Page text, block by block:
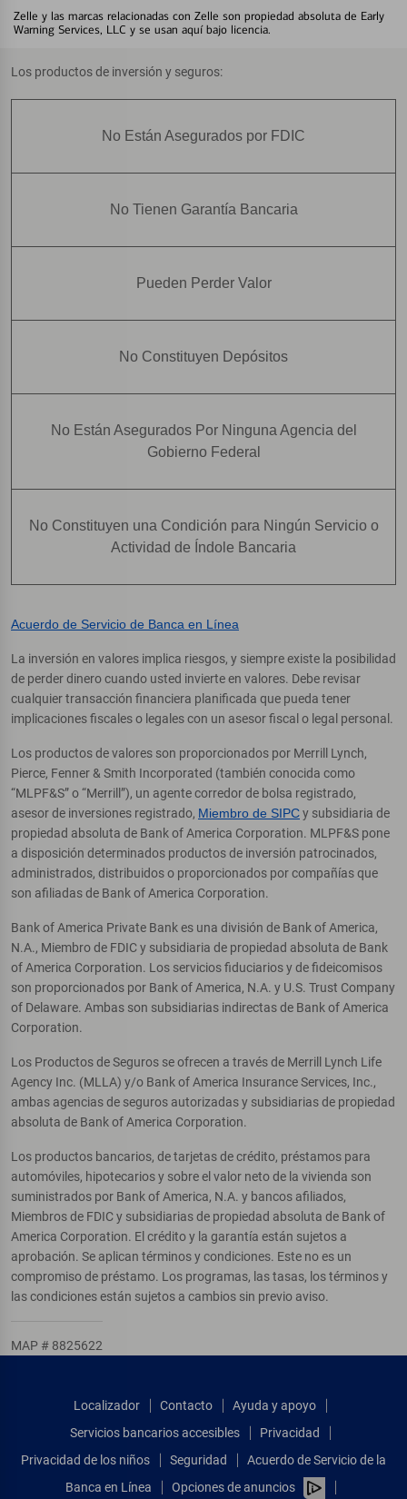
Zelle y las marcas relacionadas con Zelle son propiedad absoluta de Early
Warning Services, LLC y se usan aquí bajo licencia.
Los productos de inversión y seguros:
No Están Asegurados por FDIC
No Tienen Garantía Bancaria
Pueden Perder Valor
No Constituyen Depósitos
No Están Asegurados Por Ninguna Agencia del
Gobierno Federal
No Constituyen una Condición para Ningún Servicio o
Actividad de Índole Bancaria
Acuerdo de Servicio de Banca en Línea
La inversión en valores implica riesgos, y siempre existe la posibilidad
de perder dinero cuando usted invierte en valores. Debe revisar
cualquier transacción financiera planificada que pueda tener
implicaciones fiscales o legales con un asesor fiscal o legal personal.
Los productos de valores son proporcionados por Merrill Lynch,
Pierce, Fenner & Smith Incorporated (también conocida como
“MLPF&S” o “Merrill”), un agente corredor de bolsa registrado,
asesor de inversiones registrado, Miembro de SIPCy subsidiaria de
propiedad absoluta de Bank of America Corporation. MLPF&S pone
a disposición determinados productos de inversión patrocinados,
administrados, distribuidos o proporcionados por compañías que
son afiliadas de Bank of America Corporation.
Bank of America Private Bank es una división de Bank of America,
N.A., Miembro de FDIC y subsidiaria de propiedad absoluta de Bank
of America Corporation. Los servicios fiduciarios y de fideicomisos
son proporcionados por Bank of America, N.A. y U.S. Trust Company
of Delaware. Ambas son subsidiarias indirectas de Bank of America
Corporation.
Los Productos de Seguros se ofrecen a través de Merrill Lynch Life
Agency Inc. (MLLA) y/o Bank of America Insurance Services, Inc.,
ambas agencias de seguros autorizadas y subsidiarias de propiedad
absoluta de Bank of America Corporation.
Los productos bancarios, de tarjetas de crédito, préstamos para
automóviles, hipotecarios y sobre el valor neto de la vivienda son
suministrados por Bank of America, N.A. y bancos afiliados,
Miembros de FDIC y subsidiarias de propiedad absoluta de Bank of
America Corporation. El crédito y la garantía están sujetos a
aprobación. Se aplican términos y condiciones. Este no es un
compromiso de préstamo. Los programas, las tasas, los términos y
las condiciones están sujetos a cambios sin previo aviso.
MAP # 8825622
Localizador Contacto
Ayuda y apoyo
Servicios bancarios accesibles
Privacidad
Privacidad de los niños
Seguridad
Acuerdo de Servicio de la
Banca en Línea
Opciones de anuncios